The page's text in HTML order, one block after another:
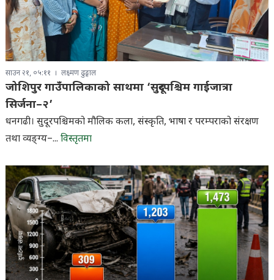
साउन २१, ०५:११ लक्ष्मण ढुङ्गाल
जोशिपुर गाउँपालिकाको साथमा ‘सुदूरपश्चिम गाईजात्रा
सिर्जना–२’
धनगढी। सुदूरपश्चिमको मौलिक कला, संस्कृति, भाषा र परम्पराको संरक्षण
तथा व्यङ्ग्य–... विस्तृतमा